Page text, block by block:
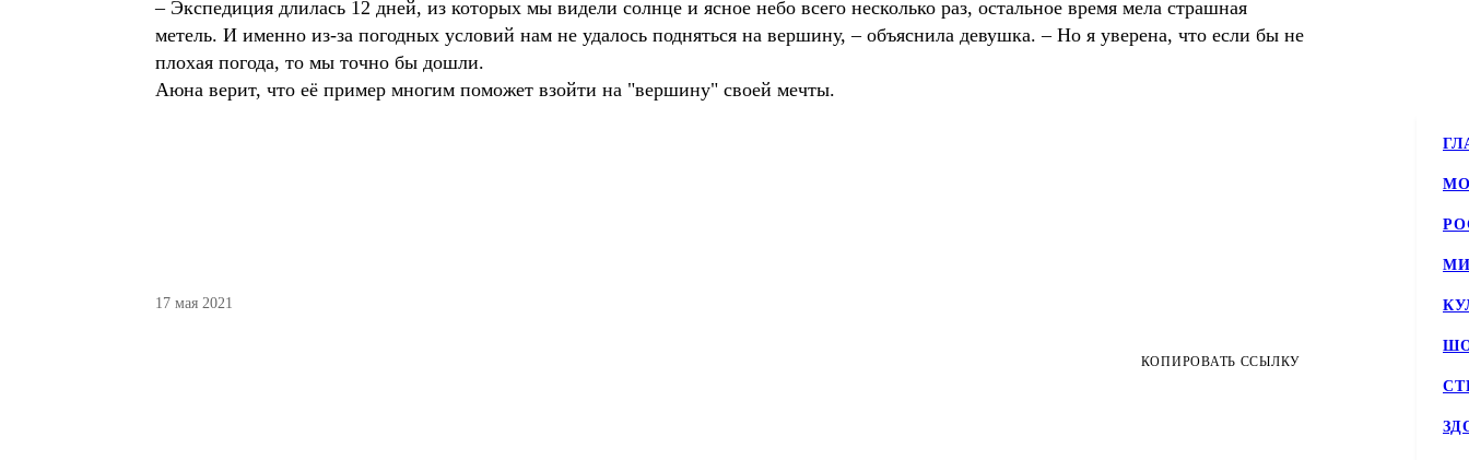
– Экспедиция длилась 12 дней, из которых мы видели солнце и ясное небо всего несколько раз, остальное время мела страшная
метель. И именно из-за погодных условий нам не удалось подняться на вершину, – объяснила девушка. – Но я уверена, что если бы не
плохая погода, то мы точно бы дошли.
Аюна верит, что её пример многим поможет взойти на "вершину" своей мечты.
17 мая 2021
КОПИРОВАТЬ ССЫЛКУ